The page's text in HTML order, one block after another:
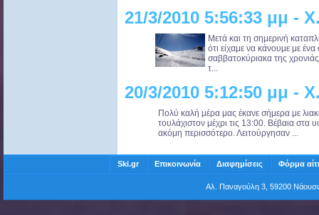
21/3/2010 5:56:33 μμ -
Μετά και τη σημερινή
ότι είχαμε να κάνουμε με
σαββατοκύριακα της
τ...
20/3/2010 5:12:50 μμ -
Πολύ καλή μέρα μας έκανε σήμερα με
τουλάχιστον μέχρι τις 13:00. Βέβαια στα
ακόμη περισσότερο. Λειτούργησαν ...
Ski.gr Επικοινωνία Διαφημίσεις Φόρμα
Αλ. Παναγούλη 3, 59200